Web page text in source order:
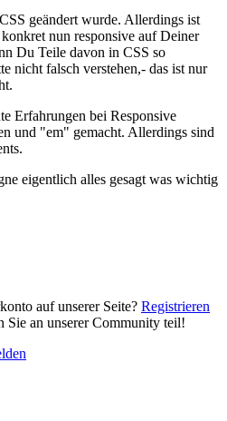
geändert wurde. Allerdings ist
nun responsive auf Deiner
Du Teile davon in CSS so
nicht falsch verstehen,- das ist nur
Erfahrungen bei Responsive
und "em" gemacht. Allerdings sind
eigentlich alles gesagt was wichtig
auf unserer Seite? Registrieren
Sie an unserer Community teil!